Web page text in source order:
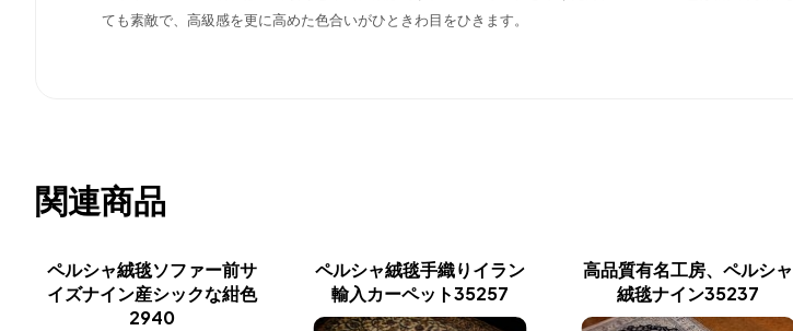
ても素敵で、高級感を更に高めた色合いがひときわ目をひきます。
関連商品
ペルシャ絨毯ソファー前サ
イズナイン産シックな紺色
2940
ペルシャ絨毯手織りイラン
輸入カーペット35257
高品質有名工房、ペルシャ
絨毯ナイン35237